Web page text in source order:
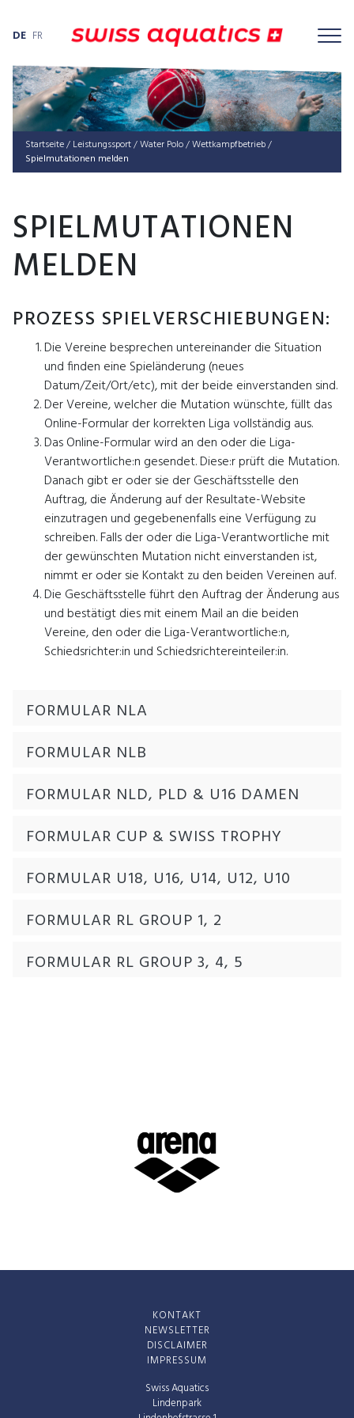
DE FR
Startseite/ Leis­tungs­sport/Water Polo/Wett­kampf­be­trieb/
Spielmutationen melden
SPIELMUTATIONEN
MELDEN
PROZESS SPIELVERSCHIEBUNGEN:
Die Vereine besprechen untereinander die Situation
und finden eine Spieländerung (neues
Datum/Zeit/Ort/etc), mit der beide einverstanden sind.
Der Vereine, welcher die Mutation wünschte, füllt das
Online-Formular der korrekten Liga vollständig aus.
Das Online-Formular wird an den oder die Liga-
Verantwortliche:n gesendet. Diese:r prüft die Mutation.
Danach gibt er oder sie der Geschäftsstelle den
Auftrag, die Änderung auf der Resultate-Website
einzutragen und gegebenenfalls eine Verfügung zu
schreiben. Falls der oder die Liga-Verantwortliche mit
der gewünschten Mutation nicht einverstanden ist,
nimmt er oder sie Kontakt zu den beiden Vereinen auf.
Die Geschäftsstelle führt den Auftrag der Änderung aus
und bestätigt dies mit einem Mail an die beiden
Vereine, den oder die Liga-Verantwortliche:n,
Schiedsrichter:in und Schiedsrichtereinteiler:in.
FORMULAR NLA
FORMULAR NLB
FORMULAR NLD, PLD & U16 DAMEN
FORMULAR CUP & SWISS TROPHY
FORMULAR U18, U16, U14, U12, U10
FORMULAR RL GROUP 1, 2
FORMULAR RL GROUP 3, 4, 5
Swiss Aquatics
Lindenpark
KONTAKT
NEWSLETTER
DISCLAIMER
IMPRESSUM